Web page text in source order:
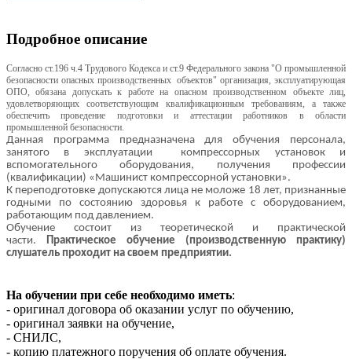
Подробное описание
Согласно ст.196 ч.4 Трудового Кодекса и ст.9 Федерального закона "О промышленной
безопасности опасных производственных объектов" организация, эксплуатирующая
ОПО, обязана допускать к работе на опасном производственном объекте лиц,
удовлетворяющих соответствующим квалификационным требованиям, а также
обеспечить проведение подготовки и аттестации работников в области
промышленной безопасности.
Данная программа предназначена для обучения персонала,
занятого в эксплуатации
компрессорных установок и
вспомогательного оборудования, получения профессии
(квалификации) «Машинист компрессорной установки».
К переподготовке допускаются лица не моложе 18 лет, признанные
годными по состоянию здоровья к работе с оборудованием,
работающим под давлением.
Обучение состоит из теоретической и практической
части.
Практическое обучение (производственную практику)
слушатель проходит на своем предприятии.
На обучении при себе необходимо иметь:
- оригинал договора об оказании услуг по обучению,
- оригинал заявки на обучение,
- СНИЛС,
- копию платежного поручения об оплате обучения.